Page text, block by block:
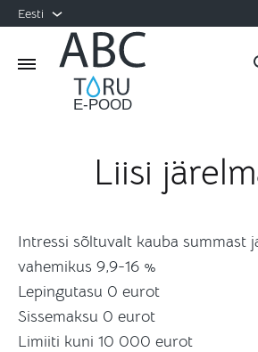
Eesti
Liisi
Intressi sõltuvalt kauba summast
vahemikus 9,9-16 %
Lepingutasu 0 eurot
Sissemaksu 0 eurot
Limiiti kuni 10 000 eurot